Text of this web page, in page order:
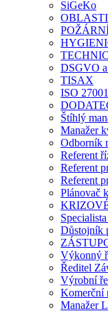
SiGeKo
DSGVO
TISAX
ISO 27001
Štíhlý
Manažer
Odborník
Referent
Referent
Referent
Plánovač
Důstojník
Výkonný
Ředitel
Výrobní
Komerční
Manažer